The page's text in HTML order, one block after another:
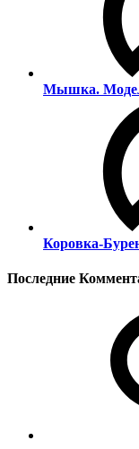
Мышка.
Коровка-
Последние